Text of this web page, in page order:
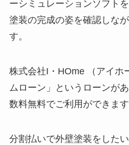
ーシミュレーションソフト
塗装の完成の姿を確認しな
す。
株式会社I・HOme （アイホ
ムローン」というローンが
数料無料でご利用ができます
分割払いで外壁塗装をした